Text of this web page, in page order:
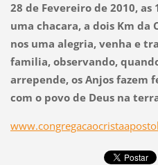
28 de Fevereiro de 2010, as
uma chacara, a dois Km da
nos uma alegria, venha e
familia, observando,
arrepende, os Anjos fazem
com o povo de Deus na